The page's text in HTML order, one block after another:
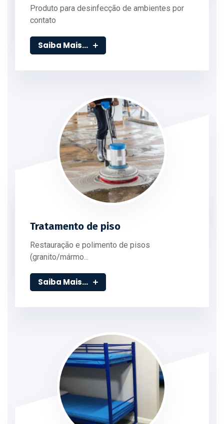
Produto para desinfecção de ambientes por
contato
Saiba Mais...
Tratamento de piso
Restauração e polimento de pisos
(granito/mármo...
Saiba Mais...